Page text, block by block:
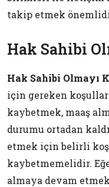
takip etmek
Hak Sahibi
Hak Sahibi Olmayı
için gereken
kaybetmek, maaş
durumu ortadan
etmek için belirli
kaybetmemelidir.
almaya devam